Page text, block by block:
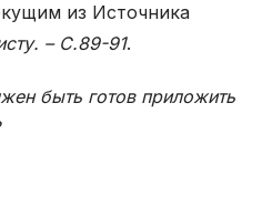
из Источника
– С.89-91.
быть готов приложить